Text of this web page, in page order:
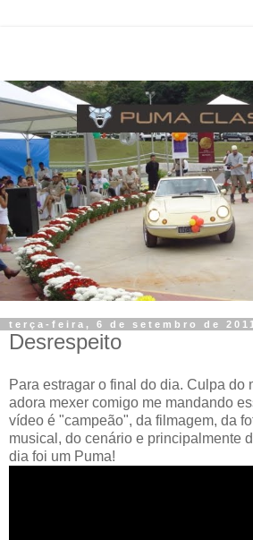
terça-feira, 6 de setembro de 2011
Desrespeito
Para estragar o final do dia. Culpa do
adora mexer comigo me mandando
vídeo é "campeão", da filmagem, da
musical, do cenário e principalmente
dia foi um Puma!